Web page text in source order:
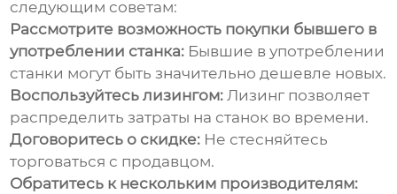
следующим советам:
Рассмотрите возможность покупки бывшего в
употреблении станка: Бывшие в употреблении
станки могут быть значительно дешевле новых.
Воспользуйтесь лизингом: Лизинг позволяет
распределить затраты на станок во времени.
Договоритесь о скидке: Не стесняйтесь
торговаться с продавцом.
Обратитесь к нескольким производителям: